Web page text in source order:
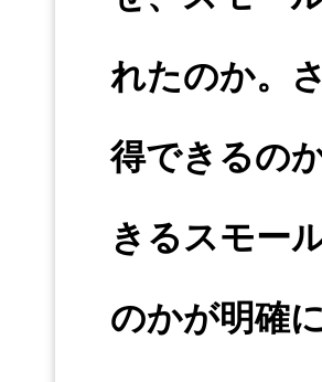
れたのか。
得できるの
きるスモー
のかが明確